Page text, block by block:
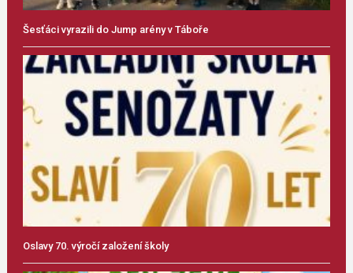
Šesťáci vyrazili do Jump arény v Táboře
Oslavy 70. výročí založení školy